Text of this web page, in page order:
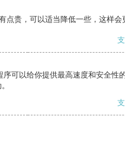
点贵，可以适当降低一些，这样会
序可以给你提供最高速度和安全性